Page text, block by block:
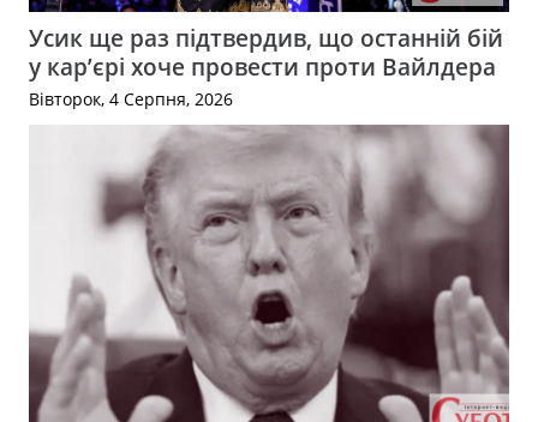
Усик ще раз підтвердив, що останній бій
у кар’єрі хоче провести проти Вайлдера
Вівторок, 4 Серпня, 2026